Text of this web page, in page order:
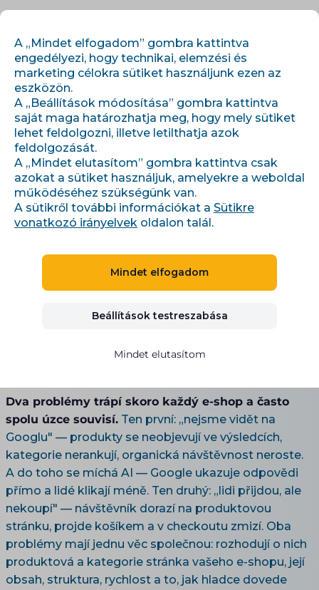
Főoldal›Témák ›
SEO a UX pro e-shop: organická návštěvnost, AI viditelnost a
konverze
SEO a UX pro e-shop: organická
návštěvnost, AI viditelnost a
nekupují a co s tím — z pohledu, který vidí data z
Dva problémy trápí skoro každý e-shop a často
spolu úzce souvisí. Ten první: „nejsme vidět na
Googlu" — produkty se neobjevují ve výsledcích,
kategorie nerankují, organická návštěvnost neroste.
A do toho se míchá AI — Google ukazuje odpovědi
přímo a lidé klikají méně. Ten druhý: „lidi přijdou, ale
nekoupí" — návštěvník dorazí na produktovou
stránku, projde košíkem a v checkoutu zmizí. Oba
problémy mají jednu věc společnou: rozhodují o nich
produktová a kategorie stránka vašeho e-shopu, její
obsah, struktura, rychlost a to, jak hladce dovede
A „Mindet elfogadom” gombra kattintva
engedélyezi, hogy technikai, elemzési és
marketing célokra sütiket használjunk ezen az
eszközön.
A „Beállítások módosítása” gombra kattintva
saját maga határozhatja meg, hogy mely sütiket
lehet feldolgozni, illetve letilthatja azok
feldolgozását.
A „Mindet elutasítom” gombra kattintva csak
azokat a sütiket használjuk, amelyekre a weboldal
működéséhez szükségünk van.
A sütikről további információkat a Sütikre
vonatkozó irányelvek oldalon talál.
Mindet elfogadom
Beállítások testreszabása
Mindet elutasítom